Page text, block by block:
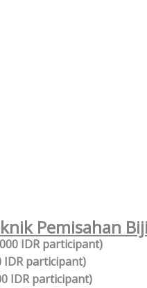
Pemisahan
IDR participant)
IDR participant)
IDR participant)